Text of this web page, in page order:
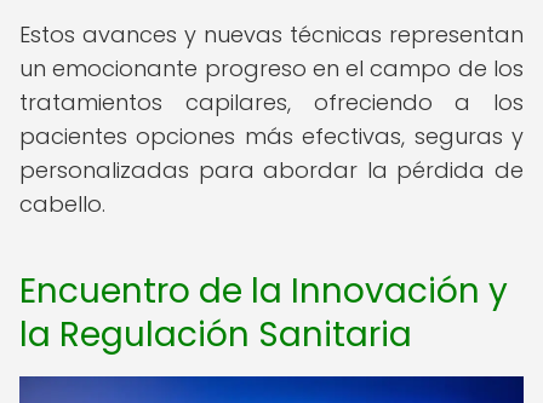
Estos avances y nuevas técnicas representan
un emocionante progreso en el campo de los
tratamientos capilares, ofreciendo a los
pacientes opciones más efectivas, seguras y
personalizadas para abordar la pérdida de
cabello.
Encuentro de la Innovación y
la Regulación Sanitaria